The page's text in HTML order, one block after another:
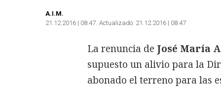
A.I.M.
21.12.2016 | 08:47 Actualizado: 21.12.2016 | 08:47
La renuncia de José María
supuesto un alivio para la
abonado el terreno para las